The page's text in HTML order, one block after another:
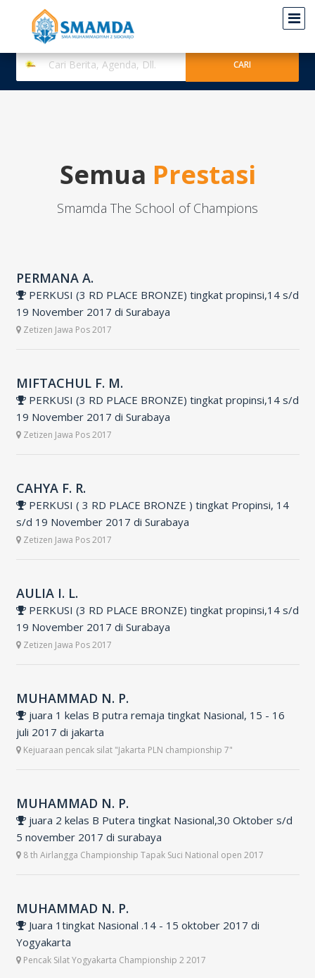
Semua Prestasi
Smamda The School of Champions
PERMANA A.
PERKUSI (3 RD PLACE BRONZE) tingkat propinsi,14 s/d
19 November 2017 di Surabaya
Zetizen Jawa Pos 2017
MIFTACHUL F. M.
PERKUSI (3 RD PLACE BRONZE) tingkat propinsi,14 s/d
19 November 2017 di Surabaya
Zetizen Jawa Pos 2017
CAHYA F. R.
PERKUSI ( 3 RD PLACE BRONZE ) tingkat Propinsi, 14
s/d 19 November 2017 di Surabaya
Zetizen Jawa Pos 2017
AULIA I. L.
PERKUSI (3 RD PLACE BRONZE) tingkat propinsi,14 s/d
19 November 2017 di Surabaya
Zetizen Jawa Pos 2017
MUHAMMAD N. P.
juara 1 kelas B putra remaja tingkat Nasional, 15 - 16
juli 2017 di jakarta
Kejuaraan pencak silat "Jakarta PLN championship 7"
MUHAMMAD N. P.
juara 2 kelas B Putera tingkat Nasional,30 Oktober s/d
5 november 2017 di surabaya
8 th Airlangga Championship Tapak Suci National open 2017
MUHAMMAD N. P.
Juara 1tingkat Nasional .14 - 15 oktober 2017 di
Yogyakarta
Pencak Silat Yogyakarta Championship 2 2017